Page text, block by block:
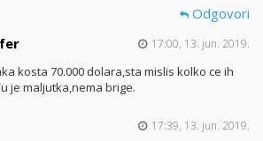
Odgovori
17:00, 13. jun. 2019.
kosta 70.000 dolara,sta mislis kolko ce ih
je maljutka,nema brige.
17:39, 13. jun. 2019.